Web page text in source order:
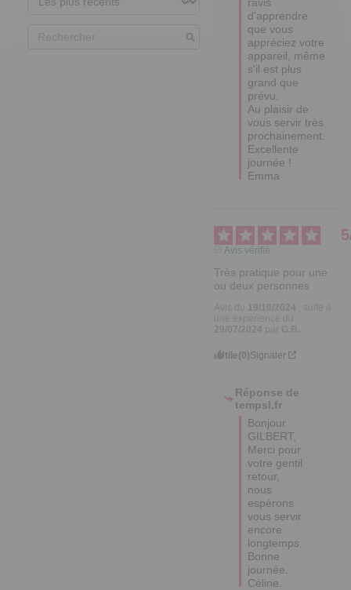
d'apprendre
que vous
appréciez votre
appareil, même
s'il est plus
grand que
prévu.
Au plaisir de
vous servir très
prochainement.
Excellente
journée !
Emma
5
Avis vérifié
Très pratique pour une
ou deux personnes
Utile(0)Signaler
Réponse de
tempsl.fr
Bonjour
GILBERT,
Merci pour
votre gentil
retour,
nous
espérons
vous servir
encore
longtemps.
Bonne
journée.
Céline.